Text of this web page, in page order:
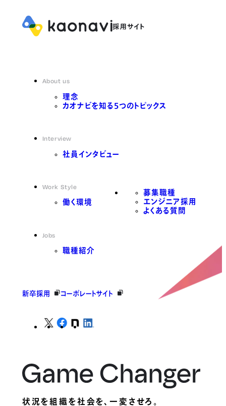
About us
理念
カオナビを知る5つのトピックス
Interview
社員インタビュー
Work Style
働く環境
Jobs
職種紹介
募集職種
エンジニア採用
よくある質問
新卒採用 コーポレートサイト
状況を組織を社会を、一変させろ。